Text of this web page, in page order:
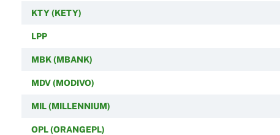
KTY (KETY)
LPP
MBK (MBANK)
MDV (MODIVO)
MIL (MILLENNIUM)
OPL (ORANGEPL)